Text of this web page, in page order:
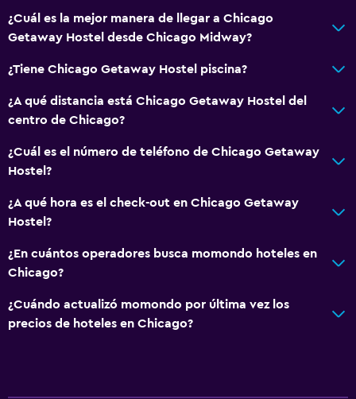
¿Cuál es la mejor manera de llegar a Chicago
Getaway Hostel desde Chicago Midway?
¿Tiene Chicago Getaway Hostel piscina?
¿A qué distancia está Chicago Getaway Hostel del
centro de Chicago?
¿Cuál es el número de teléfono de Chicago Getaway
Hostel?
¿A qué hora es el check-out en Chicago Getaway
Hostel?
¿En cuántos operadores busca momondo hoteles en
Chicago?
¿Cuándo actualizó momondo por última vez los
precios de hoteles en Chicago?